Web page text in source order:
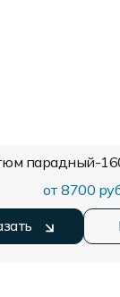
парадный-
от 8700